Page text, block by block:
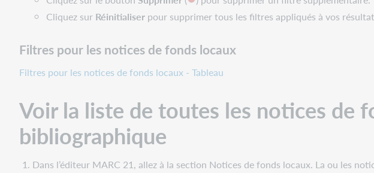
Cliquez sur Réinitialiserpour supprimer tous les filtres appliqués à vos
Filtres pour les notices de fonds locaux
Filtres pour les notices de fonds locaux - Tableau
Voir la liste de toutes les notices de
bibliographique
Dans l’éditeur MARC 21, allez à la section Notices de fonds locaux. La ou les